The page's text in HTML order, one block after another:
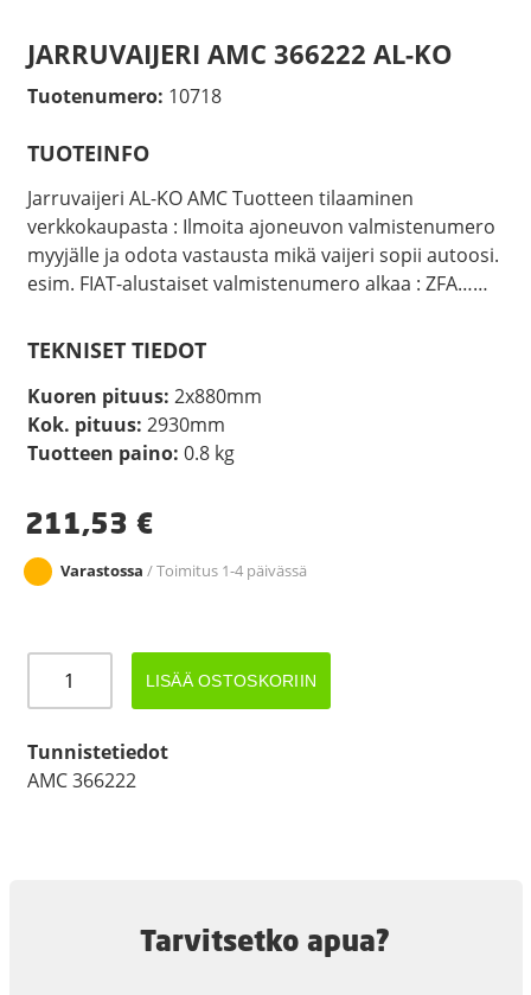
JARRUVAIJERI AMC 366222 AL-KO
Tuotenumero: 10718
TUOTEINFO
Jarruvaijeri AL-KO AMC Tuotteen tilaaminen
verkkokaupasta : Ilmoita ajoneuvon valmistenumero
myyjälle ja odota vastausta mikä vaijeri sopii autoosi.
esim. FIAT-alustaiset valmistenumero alkaa : ZFA……
TEKNISET TIEDOT
Kuoren pituus: 2x880mm
Kok. pituus: 2930mm
Tuotteen paino: 0.8 kg
211,53 €
Varastossa / Toimitus 1-4 päivässä
AL-
KO
LISÄÄ OSTOSKORIIN
Tunnistetiedot
AMC 366222
Tarvitsetko apua?